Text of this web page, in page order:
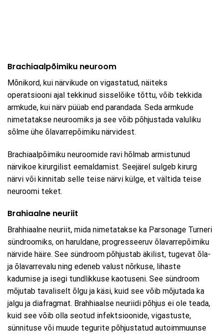
Brachiaalpõimiku neuroom
Mõnikord, kui närvikude on vigastatud, näiteks
operatsiooni ajal tekkinud sisselõike tõttu, võib tekkida
armkude, kui närv püüab end parandada. Seda armkude
nimetatakse neuroomiks ja see võib põhjustada valuliku
sõlme ühe õlavarrepõimiku närvidest.
Brachiaalpõimiku neuroomide ravi hõlmab armistunud
närvikoe kirurgilist eemaldamist. Seejärel sulgeb kirurg
närvi või kinnitab selle teise närvi külge, et vältida teise
neuroomi teket.
Brahiaalne neuriit
Brahhiaalne neuriit, mida nimetatakse ka Parsonage Turneri
sündroomiks, on haruldane, progresseeruv õlavarrepõimiku
närvide häire. See sündroom põhjustab äkilist, tugevat õla-
ja õlavarrevalu ning edeneb valust nõrkuse, lihaste
kadumise ja isegi tundlikkuse kaotuseni. See sündroom
mõjutab tavaliselt õlgu ja käsi, kuid see võib mõjutada ka
jalgu ja diafragmat. Brahhiaalse neuriidi põhjus ei ole teada,
kuid see võib olla seotud infektsioonide, vigastuste,
sünnituse või muude tegurite põhjustatud autoimmuunse